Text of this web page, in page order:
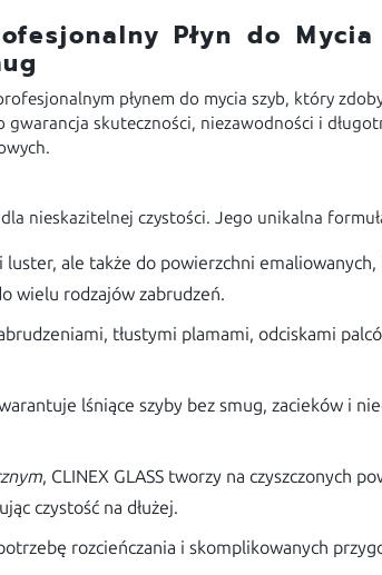
Płyn do
płynem do mycia szyb, który
skuteczności, niezawodności i
nieskazitelnej czystości. Jego unikalna
ale także do powierzchni
wielu rodzajów zabrudzeń.
tłustymi plamami, odciskami
lśniące szyby bez smug, zacieków i
, CLINEX GLASS tworzy na czyszczonych
czystość na dłużej.
rozcieńczania i skomplikowanych